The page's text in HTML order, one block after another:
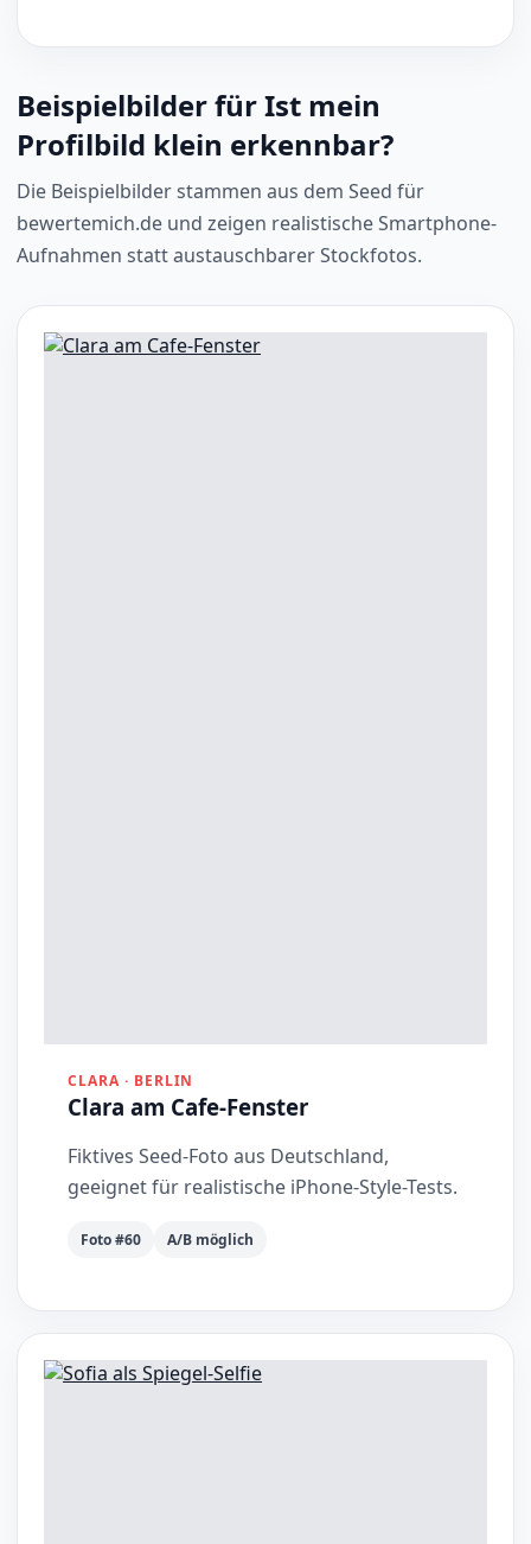
Beispielbilder für Ist mein
Profilbild klein erkennbar?
Die Beispielbilder stammen aus dem Seed für
bewertemich.de und zeigen realistische Smartphone-
Aufnahmen statt austauschbarer Stockfotos.
CLARA · BERLIN
Clara am Cafe-Fenster
Fiktives Seed-Foto aus Deutschland,
geeignet für realistische iPhone-Style-Tests.
Foto #60 A/B möglich